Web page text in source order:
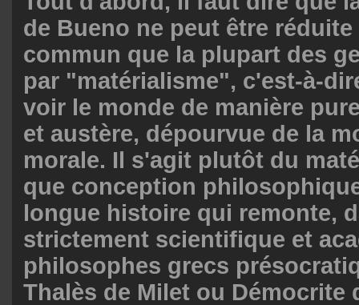
de Bueno ne peut être réduite
commun que la plupart des
par "matérialisme", c'est-à-
voir le monde de manière
et austère, dépourvue de la
morale. Il s'agit plutôt du
que conception
longue histoire qui remonte,
strictement scientifique et
philosophes grecs
Thalès de Milet ou Démocrite